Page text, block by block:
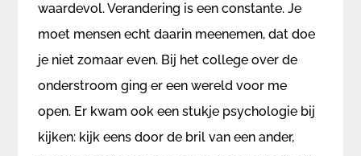
waardevol. Verandering is een constante. Je
moet mensen echt daarin meenemen, dat doe
je niet zomaar even. Bij het college over de
onderstroom ging er een wereld voor me
open. Er kwam ook een stukje psychologie bij
kijken: kijk eens door de bril van een ander,